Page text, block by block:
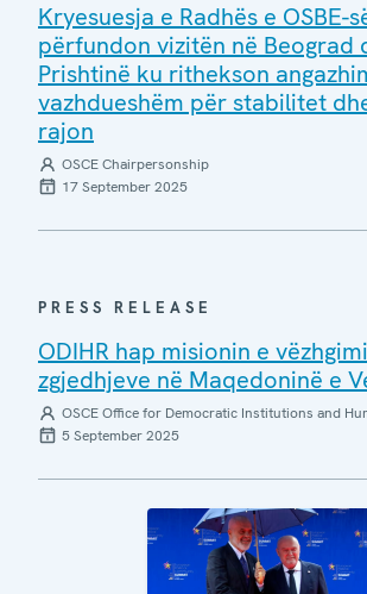
Kryesuesja e Radhës e OSBE-
përfundon vizitën në Beograd
Prishtinë ku rithekson
vazhdueshëm për stabilitet
rajon
OSCE Chairpersonship
17 September 2025
PRESS RELEASE
ODIHR hap misionin e
zgjedhjeve në Maqedoninë e
OSCE Office for Democratic Institutions and
5 September 2025